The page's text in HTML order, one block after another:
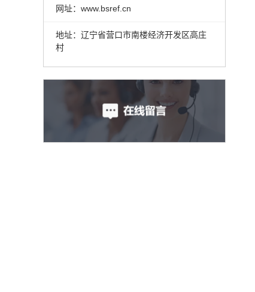
网址：www.bsref.cn
地址：辽宁省营口市南楼经济开发区高庄
村